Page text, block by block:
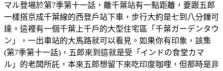
マル登場於第7季第十一話，離千葉站有一點距離，要跟五郎
一樣搭京成千葉線的西登戶站下車，步行大約是七到八分鐘可
達。這裡有一個千葉上千戶的大型住宅區「千葉ガーデンタウ
ン」，一出車站的大馬路就可以看見。如果你有印象，該集
(第7季第十一話)，五郎來到這就是受「インドの食堂カマ
ル」的老闆所託，本來五郎想留下來吃印度咖哩，但那時是非